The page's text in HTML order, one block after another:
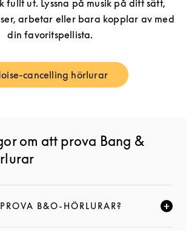
fullt ut. Lyssna på musik på ditt sätt,
arbetar eller bara kopplar av med
din favoritspellista.
cancelling hörlurar
Link Opens in New Tab
om att prova Bang &
B&O-HÖRLURAR?
EXPANDERA DEN HÄR